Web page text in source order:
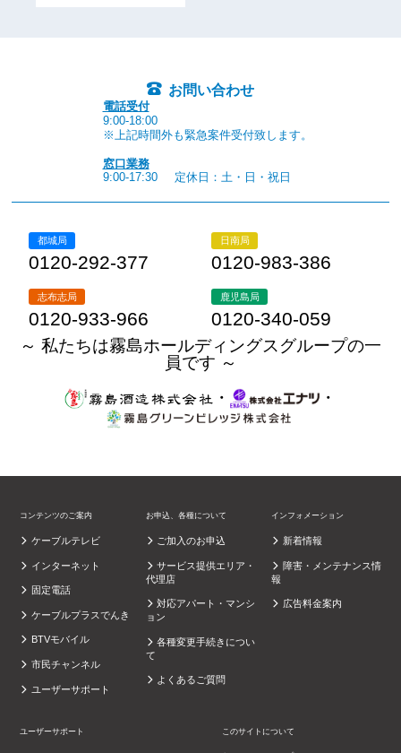
お問い合わせ
電話受付
9:00-18:00
※上記時間外も緊急案件受付致します。
窓口業務
9:00-17:30
定休日：土・日・祝日
都城局
0120-292-377
日南局
0120-983-386
志布志局
0120-933-966
鹿児島局
0120-340-059
～ 私たちは霧島ホールディングスグループの一
員です ～
・
・
コンテンツのご案内
ケーブルテレビ
インターネット
固定電話
ケーブルプラスでんき
BTVモバイル
市民チャンネル
ユーザーサポート
お申込、各種について
ご加入のお申込
サービス提供エリア・
代理店
対応アパート・マンシ
ョン
各種変更手続きについ
て
よくあるご質問
インフォメーション
新着情報
障害・メンテナンス情
報
広告料金案内
ユーザーサポート このサイトについて